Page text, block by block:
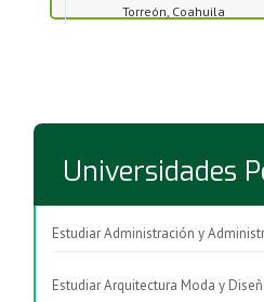
Torreón, Coahuila
Universidades
Estudiar Administración y
Estudiar Arquitectura Moda y